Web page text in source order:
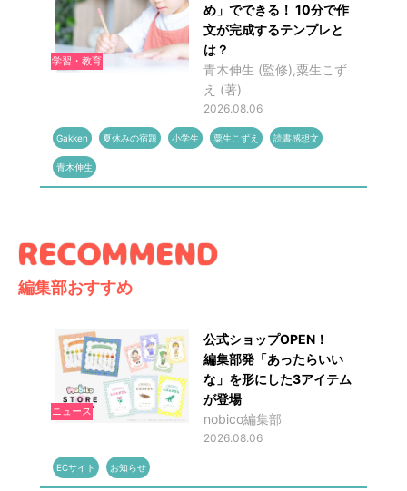
学習・教育
め」でできる！ 10分で作
文が完成するテンプレと
は？
青木伸生 (監修),粟生こず
え (著)
2026.08.06
Gakken 夏休みの宿題 小学生 粟生こずえ 読書感想文
青木伸生
編集部おすすめ
ニュース
公式ショップOPEN！
編集部発「あったらいい
な」を形にした3アイテム
が登場
nobico編集部
2026.08.06
ECサイト お知らせ